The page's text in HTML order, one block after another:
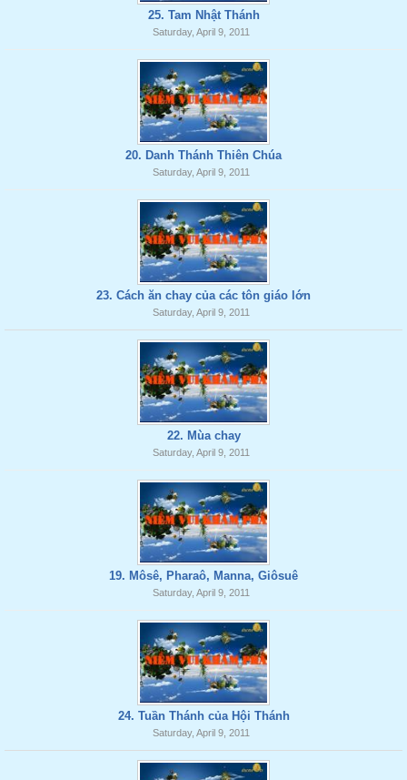
25. Tam Nhật Thánh
Saturday, April 9, 2011
20. Danh Thánh Thiên Chúa
Saturday, April 9, 2011
23. Cách ăn chay của các tôn giáo lớn
Saturday, April 9, 2011
22. Mùa chay
Saturday, April 9, 2011
19. Môsê, Pharaô, Manna, Giôsuê
Saturday, April 9, 2011
24. Tuần Thánh của Hội Thánh
Saturday, April 9, 2011